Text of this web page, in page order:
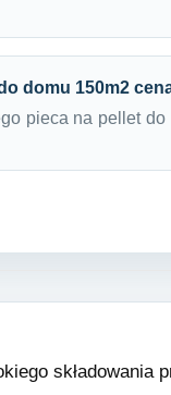
domu 150m2
pieca na pellet